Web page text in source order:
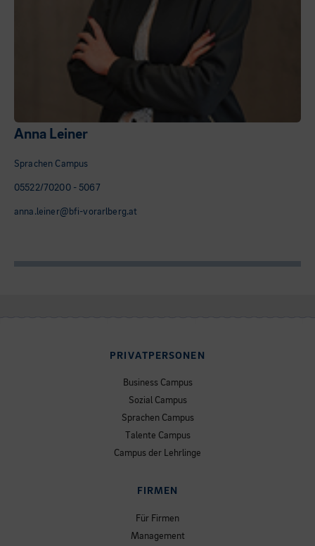
Anna Leiner
Sprachen Campus
05522/70200 - 5067
anna.leiner@bfi-vorarlberg.at
PRIVATPERSONEN
Business Campus
Sozial Campus
Sprachen Campus
Talente Campus
Campus der Lehrlinge
FIRMEN
Für Firmen
Management